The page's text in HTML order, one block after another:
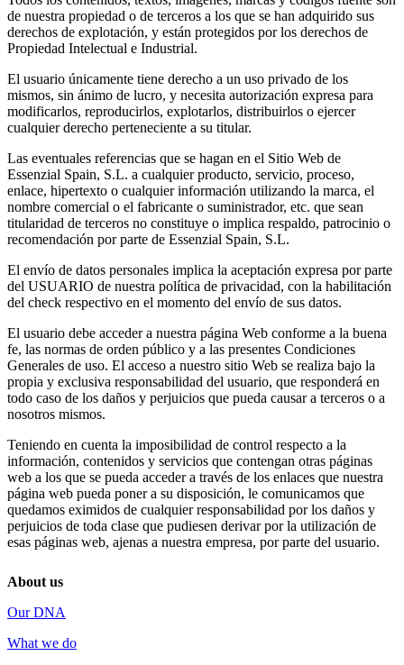
de nuestra propiedad o de terceros a los que se han adquirido sus
derechos de explotación, y están protegidos por los derechos de
Propiedad Intelectual e Industrial.
El usuario únicamente tiene derecho a un uso privado de los
mismos, sin ánimo de lucro, y necesita autorización expresa para
modificarlos, reproducirlos, explotarlos, distribuirlos o ejercer
cualquier derecho perteneciente a su titular.
Las eventuales referencias que se hagan en el Sitio Web de
Essenzial Spain, S.L. a cualquier producto, servicio, proceso,
enlace, hipertexto o cualquier información utilizando la marca, el
nombre comercial o el fabricante o suministrador, etc. que sean
titularidad de terceros no constituye o implica respaldo, patrocinio o
recomendación por parte de Essenzial Spain, S.L.
El envío de datos personales implica la aceptación expresa por parte
del USUARIO de nuestra política de privacidad, con la habilitación
del check respectivo en el momento del envío de sus datos.
El usuario debe acceder a nuestra página Web conforme a la buena
fe, las normas de orden público y a las presentes Condiciones
Generales de uso. El acceso a nuestro sitio Web se realiza bajo la
propia y exclusiva responsabilidad del usuario, que responderá en
todo caso de los daños y perjuicios que pueda causar a terceros o a
nosotros mismos.
Teniendo en cuenta la imposibilidad de control respecto a la
información, contenidos y servicios que contengan otras páginas
web a los que se pueda acceder a través de los enlaces que nuestra
página web pueda poner a su disposición, le comunicamos que
quedamos eximidos de cualquier responsabilidad por los daños y
perjuicios de toda clase que pudiesen derivar por la utilización de
esas páginas web, ajenas a nuestra empresa, por parte del usuario.
About us
Our DNA
What we do